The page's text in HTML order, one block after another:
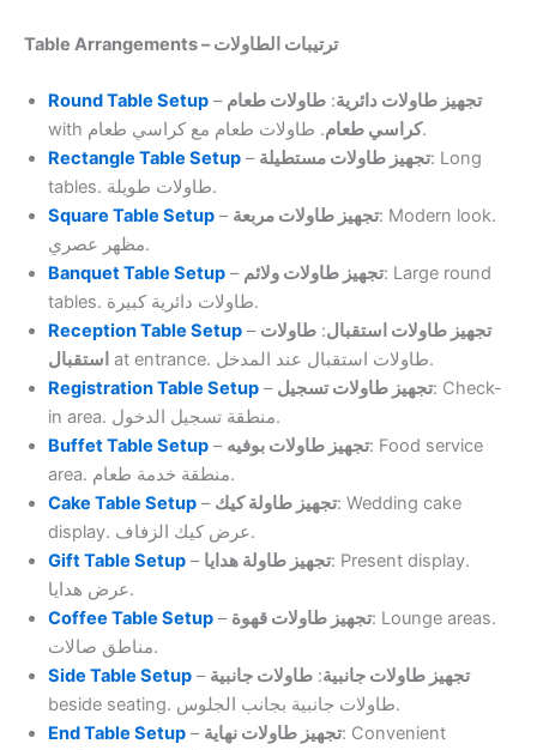
Table Arrangements – ترتيبات الطاولات
Round Table Setup – تجهيز طاولات دائرية: طاولات طعام
with
كراسي طعام. طاولات طعام مع كراسي طعام.
Rectangle Table Setup – تجهيز طاولات مستطيلة: Long
tables. طاولات طويلة.
Square Table Setup – تجهيز طاولات مربعة: Modern look.
مظهر عصري.
Banquet Table Setup – تجهيز طاولات ولائم: Large round
tables. طاولات دائرية كبيرة.
Reception Table Setup – تجهيز طاولات استقبال: طاولات
استقبال
at entrance. طاولات استقبال عند المدخل.
Registration Table Setup – تجهيز طاولات تسجيل: Check-
in area. منطقة تسجيل الدخول.
Buffet Table Setup – تجهيز طاولات بوفيه: Food service
area. منطقة خدمة طعام.
Cake Table Setup – تجهيز طاولة كيك: Wedding cake
display. عرض كيك الزفاف.
Gift Table Setup – تجهيز طاولة هدايا: Present display.
عرض هدايا.
Coffee Table Setup – تجهيز طاولات قهوة: Lounge areas.
مناطق صالات.
Side Table Setup – تجهيز طاولات جانبية: طاولات جانبية
beside seating. طاولات جانبية بجانب الجلوس.
End Table Setup – تجهيز طاولات نهاية: Convenient